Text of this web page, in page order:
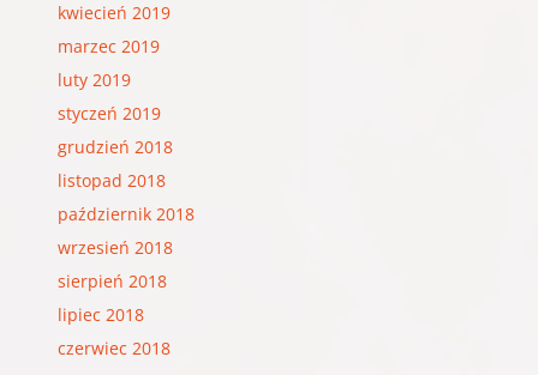
kwiecień 2019
marzec 2019
luty 2019
styczeń 2019
grudzień 2018
listopad 2018
październik 2018
wrzesień 2018
sierpień 2018
lipiec 2018
czerwiec 2018